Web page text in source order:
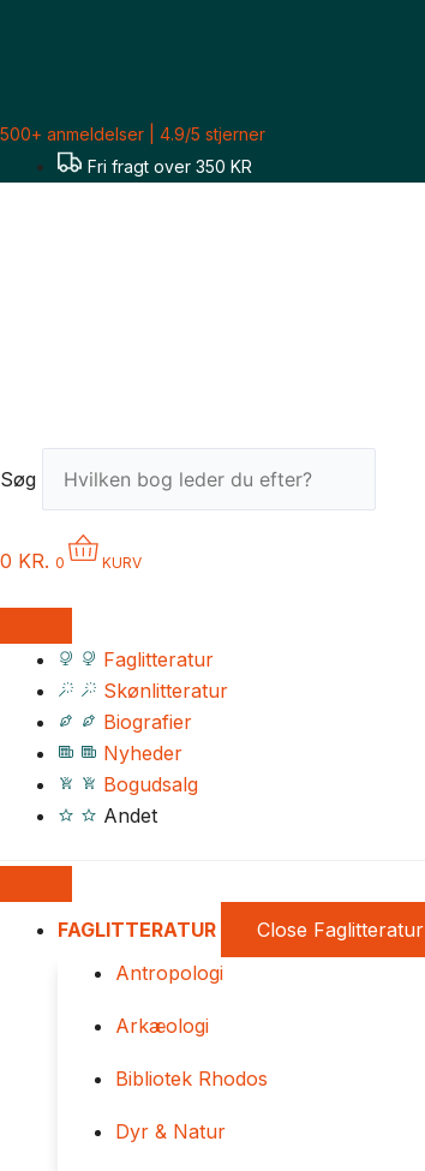
500+ anmeldelser | 4.9/5 stjerner
Fri fragt over 350 KR
Søg
0 KR. 0 KURV
Faglitteratur
Skønlitteratur
Biografier
Nyheder
Bogudsalg
Andet
FAGLITTERATUR Close Faglitteratur
Antropologi
Arkæologi
Bibliotek Rhodos
Dyr & Natur